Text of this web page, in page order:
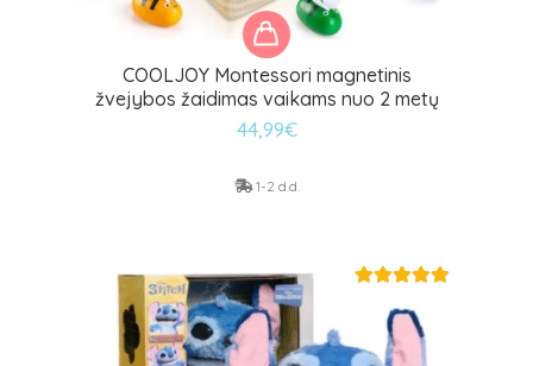
COOLJOY Montessori magnetinis
žvejybos žaidimas vaikams nuo 2 metų
44,99€
1-2 d.d.